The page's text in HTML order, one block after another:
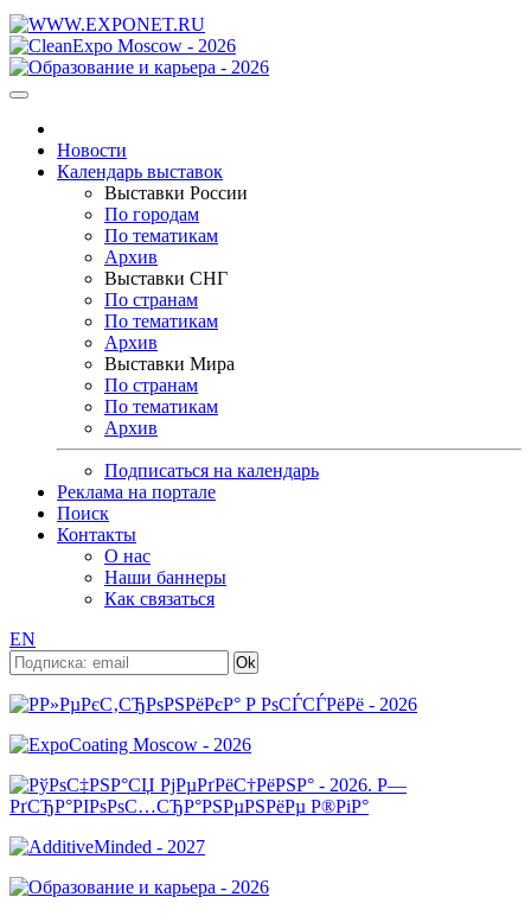
Новости
Календарь выставок
Выставки России
По городам
По тематикам
Архив
Выставки СНГ
По странам
По тематикам
Архив
Выставки Мира
По странам
По тематикам
Архив
Подписаться на календарь
Реклама на портале
Поиск
Контакты
О нас
Наши баннеры
Как связаться
EN